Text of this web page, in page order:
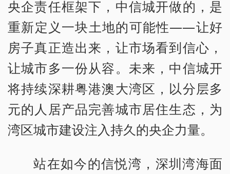
央企责任框架下，中信城开做的，是
重新定义一块土地的可能性——让好
房子真正造出来，让市场看到信心，
让城市多一份从容。未来，中信城开
将持续深耕粤港澳大湾区，以分层多
元的人居产品完善城市居住生态，为
湾区城市建设注入持久的央企力量。
站在如今的信悦湾，深圳湾海面